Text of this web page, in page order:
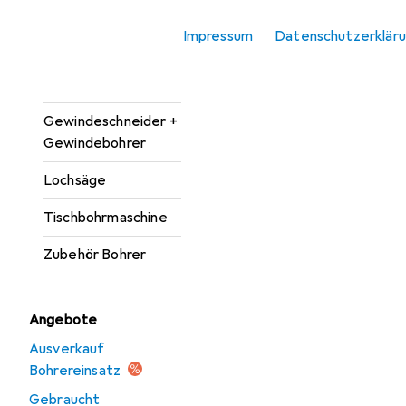
Impressum
Gewindeschneider +
Gewindebohrer
Lochsäge
Tischbohrmaschine
Zubehör Bohrer
Angebote
Ausverkauf
Bohrereinsatz
Gebraucht